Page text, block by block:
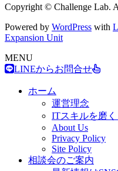
Copyright © Challenge Lab.
Powered by WordPress with
Expansion Unit
MENU
LINEからお問合せ
ホーム
運営理念
ITスキルを磨
About Us
Privacy Policy
Site Policy
相談会のご案内